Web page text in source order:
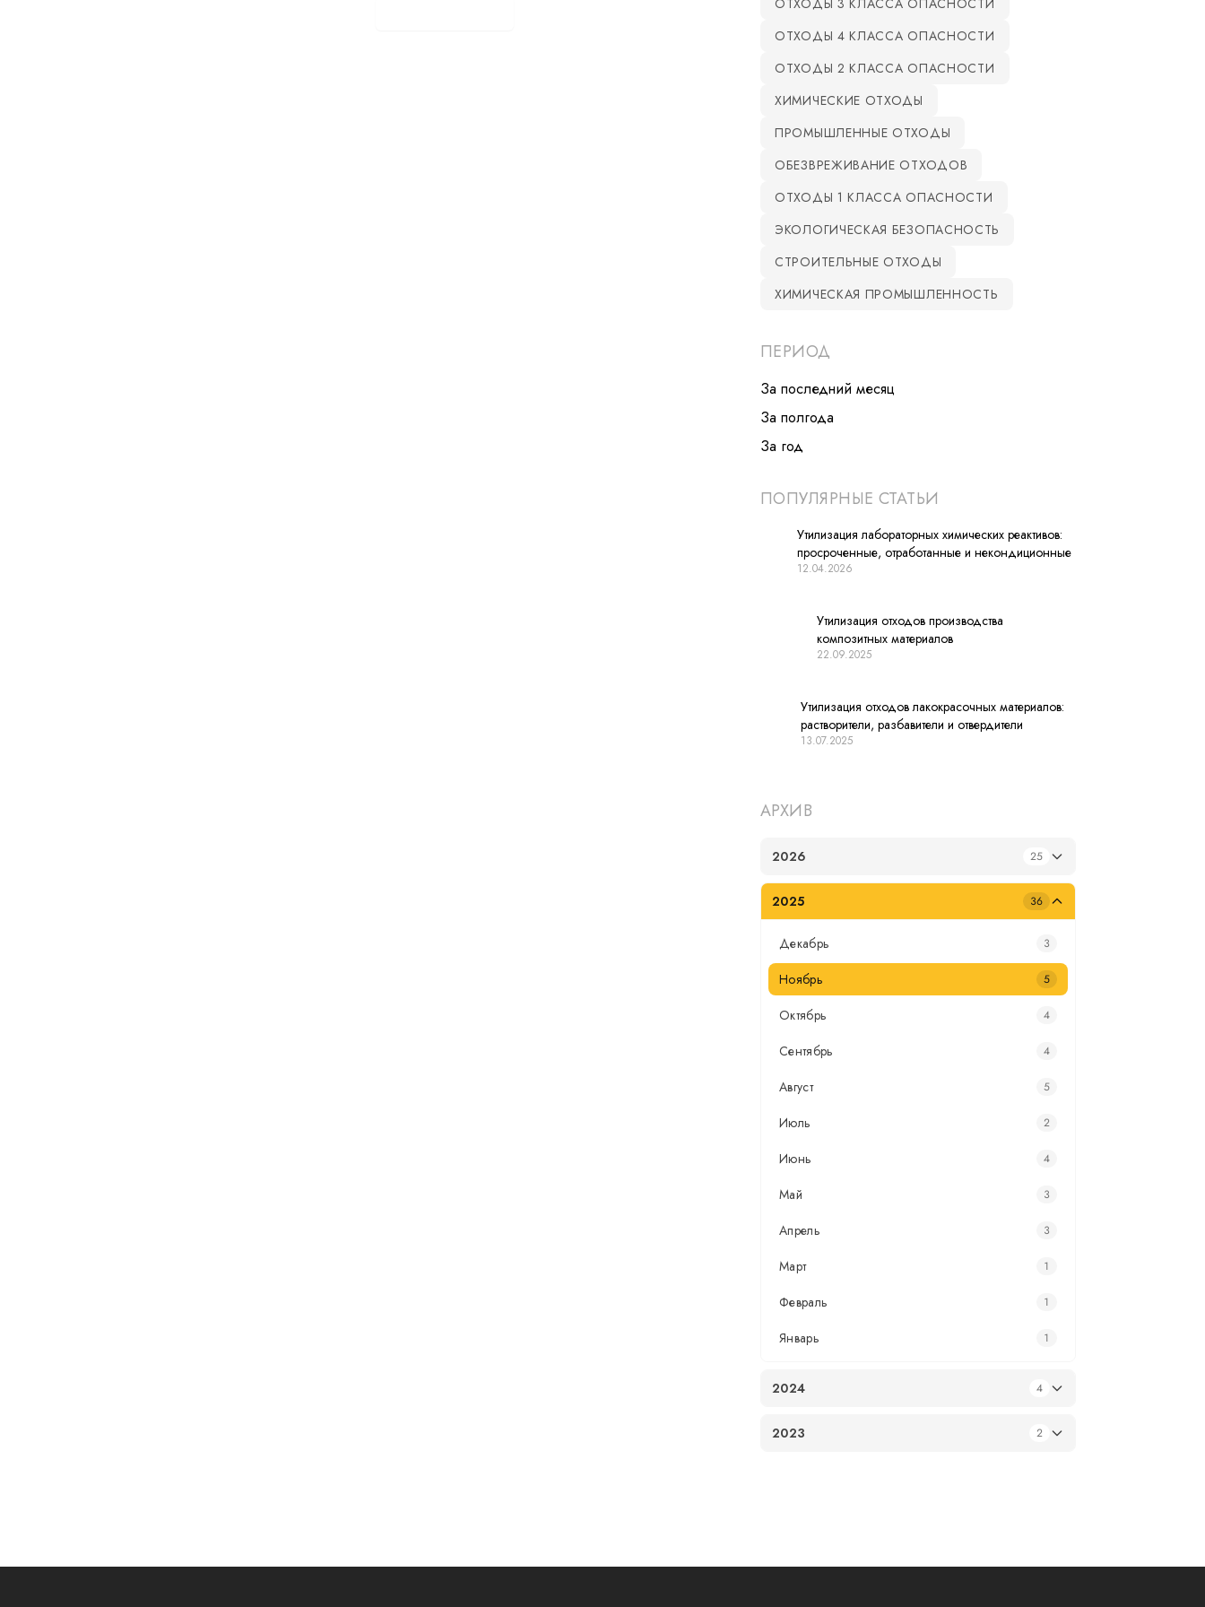
ОТХОДЫ 3 КЛАССА ОПАСНОСТИ
ОТХОДЫ 4 КЛАССА ОПАСНОСТИ
ОТХОДЫ 2 КЛАССА ОПАСНОСТИ
ХИМИЧЕСКИЕ ОТХОДЫ
ПРОМЫШЛЕННЫЕ ОТХОДЫ
ОБЕЗВРЕЖИВАНИЕ ОТХОДОВ
ОТХОДЫ 1 КЛАССА ОПАСНОСТИ
ЭКОЛОГИЧЕСКАЯ БЕЗОПАСНОСТЬ
СТРОИТЕЛЬНЫЕ ОТХОДЫ
ХИМИЧЕСКАЯ ПРОМЫШЛЕННОСТЬ
ПЕРИОД
За последний месяц
За полгода
За год
ПОПУЛЯРНЫЕ СТАТЬИ
Утилизация лабораторных химических реактивов:
просроченные, отработанные и некондиционные
12.04.2026
Утилизация отходов производства
композитных материалов
22.09.2025
Утилизация отходов лакокрасочных материалов:
растворители, разбавители и отвердители
13.07.2025
АРХИВ
2026 25
2025 36
Декабрь 3
Ноябрь 5
Октябрь 4
Сентябрь 4
Август 5
Июль 2
Июнь 4
Май 3
Апрель 3
Март 1
Февраль 1
Январь 1
2024 4
2023 2